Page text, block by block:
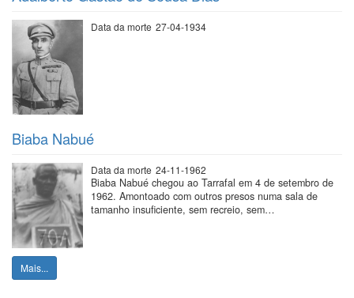
Data da morte 27-04-1934
Biaba Nabué
Data da morte 24-11-1962
Biaba Nabué chegou ao Tarrafal em 4 de setembro de
1962. Amontoado com outros presos numa sala de
tamanho insuficiente, sem recreio, sem…
Mais...